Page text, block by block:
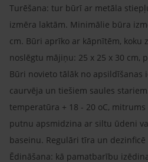
Turēšana: tur būrī ar metāla
izmēra laktām. Minimālie būra
cm. Būri aprīko ar kāpnītēm, koku
noslēgtu mājiņu: 25 x 25 x 30 cm,
Būri novieto tālāk no apsildīšanas
caurvēja un tiešiem saules
temperatūra + 18 - 20 oC, mitrums
putnu apsmidzina ar siltu ūdeni
baseinu. Regulāri tīra un
Ēdināšana: kā pamatbarību